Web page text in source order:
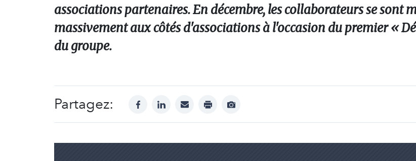
associations partenaires. En décembre, les collaborateurs se sont
massivement aux côtés d'associations à l'occasion du premier «
du groupe.
Partagez: facebooklinkedinmail print
Afficher